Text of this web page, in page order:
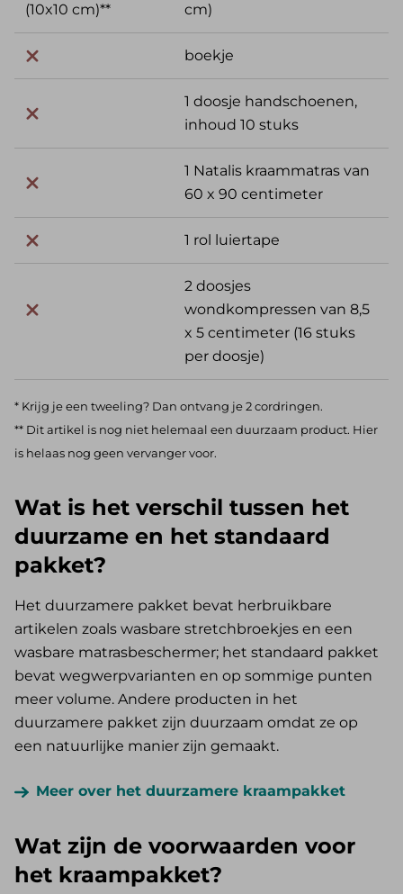
(10x10 cm)**
cm)
boekje
1 doosje handschoenen,
inhoud 10 stuks
1 Natalis kraammatras van
60 x 90 centimeter
1 rol luiertape
2 doosjes
wondkompressen van 8,5
x 5 centimeter (16 stuks
per doosje)
* Krijg je een tweeling? Dan ontvang je 2 cordringen.
** Dit artikel is nog niet helemaal een duurzaam product. Hier
is helaas nog geen vervanger voor.
Wat is het verschil tussen het
duurzame en het standaard
pakket?
Het duurzamere pakket bevat herbruikbare
artikelen zoals wasbare stretchbroekjes en een
wasbare matrasbeschermer; het standaard pakket
bevat wegwerpvarianten en op sommige punten
meer volume. Andere producten in het
duurzamere pakket zijn duurzaam omdat ze op
een natuurlijke manier zijn gemaakt.
Meer over het duurzamere kraampakket
Wat zijn de voorwaarden voor
het kraampakket?